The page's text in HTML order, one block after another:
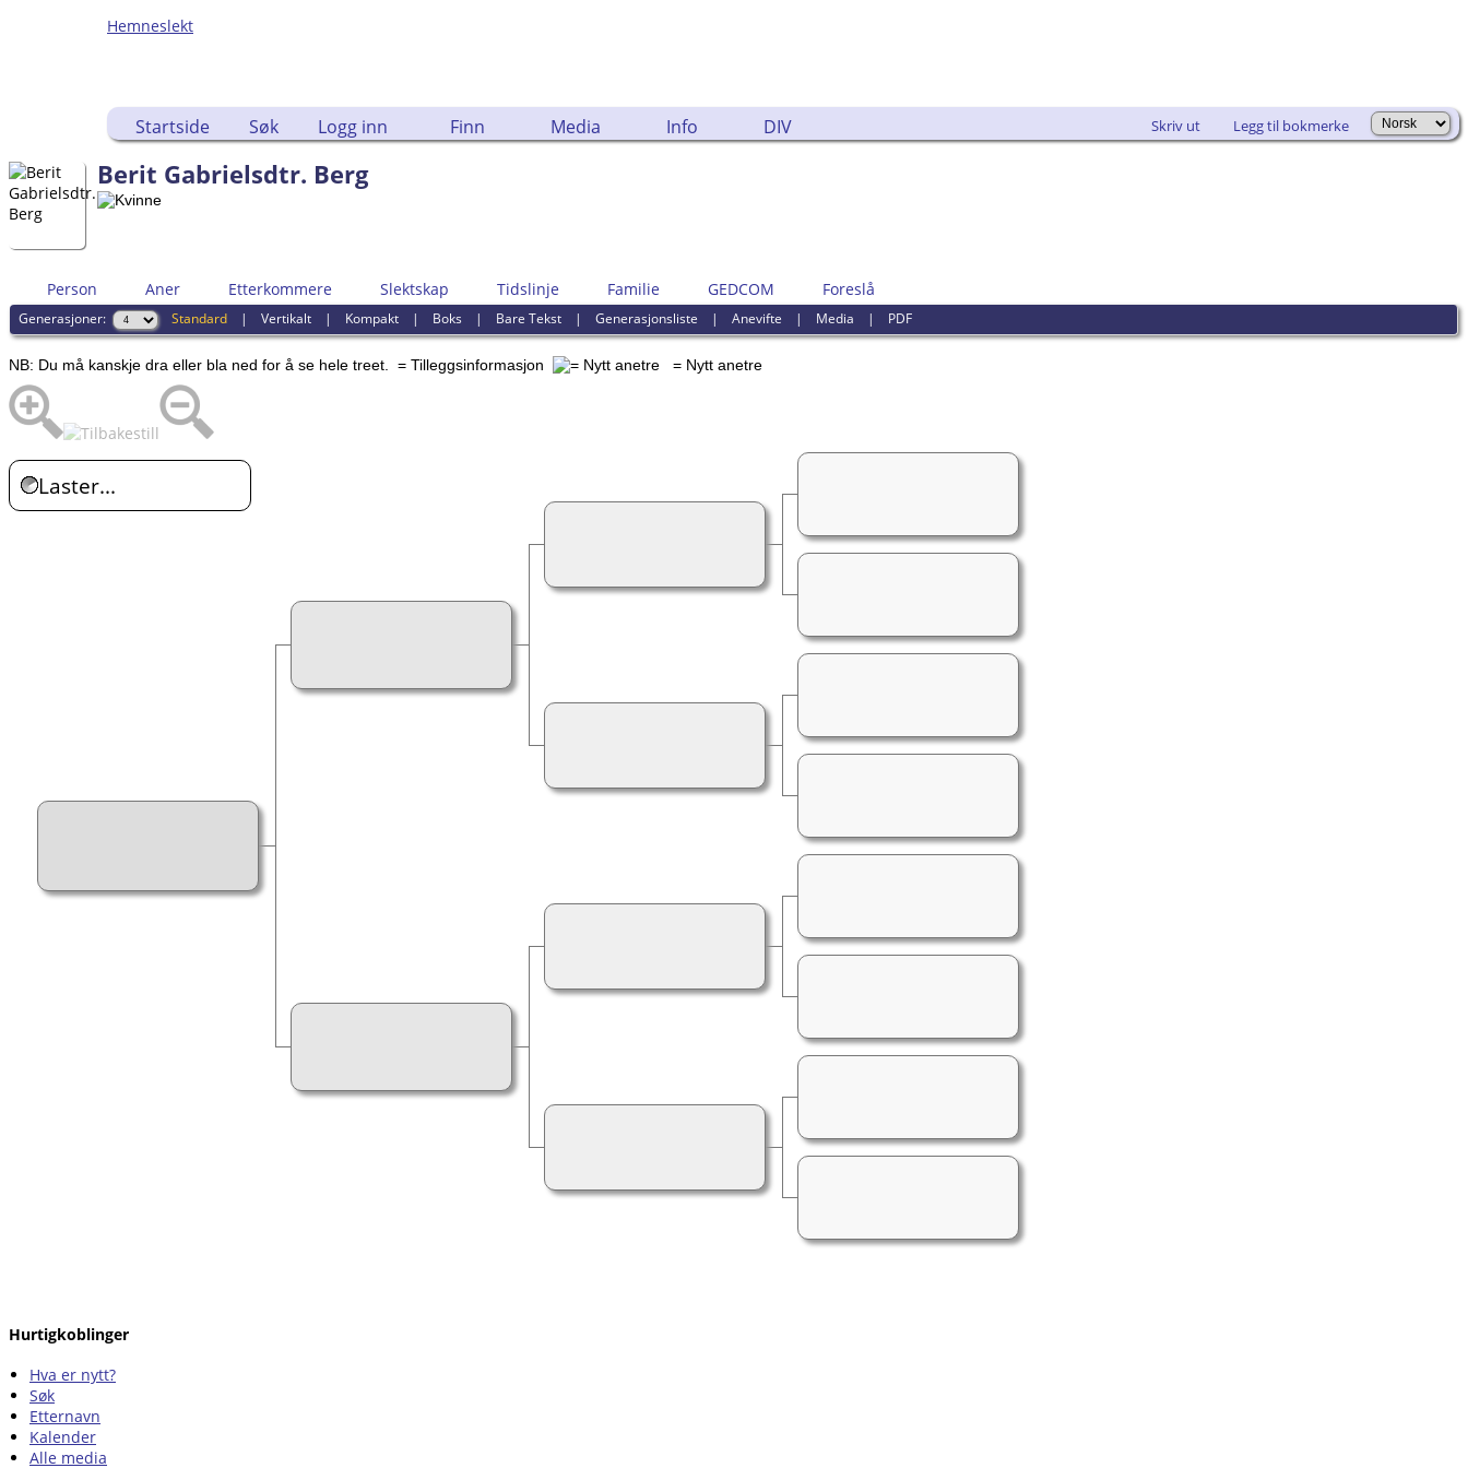
Hemneslekt
Startside Søk Logg inn Finn Media Info DIV Skriv ut Legg til bokmerke
Berit Gabrielsdtr. Berg
Person Aner Etterkommere Slektskap Tidslinje Familie GEDCOM Foreslå
Generasjoner: Standard |Vertikalt | Kompakt | Boks | Bare Tekst |Generasjonsliste |Anevifte | Media | PDF
NB: Du må kanskje dra eller bla ned for å se hele treet. = Tilleggsinformasjon = Nytt anetre
Laster...
Hurtigkoblinger
Hva er nytt?
Søk
Etternavn
Kalender
Alle media